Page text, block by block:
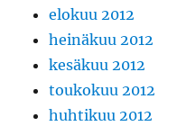
elokuu 2012
heinäkuu 2012
kesäkuu 2012
toukokuu 2012
huhtikuu 2012